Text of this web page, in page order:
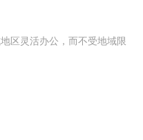
区灵活办公，而不受地域限